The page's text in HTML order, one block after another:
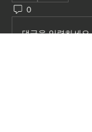
0
댓글을 입력하세요.